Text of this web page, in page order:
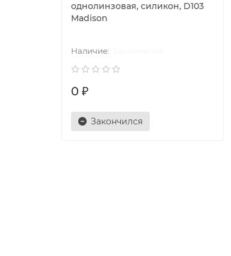
однолинзовая, силикон, D103
Madison
0 ₽
Закончился